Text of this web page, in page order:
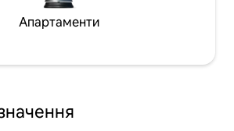
Апартаменти